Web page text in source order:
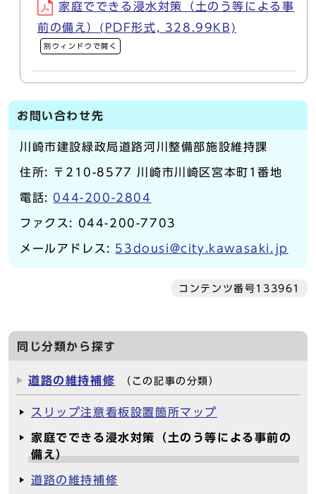
家庭でできる浸水対策（土のう等による事
前の備え）(PDF形式, 328.99KB)
別ウィンドウで開く
お問い合わせ先
川崎市建設緑政局道路河川整備部施設維持課
住所: 〒210-8577 川崎市川崎区宮本町1番地
電話: 044-200-2804
ファクス: 044-200-7703
メールアドレス: 53dousi@city.kawasaki.jp
コンテンツ番号133961
同じ分類から探す
道路の維持補修 （この記事の分類）
スリップ注意看板設置箇所マップ
家庭でできる浸水対策（土のう等による事前の
備え）
道路の維持補修